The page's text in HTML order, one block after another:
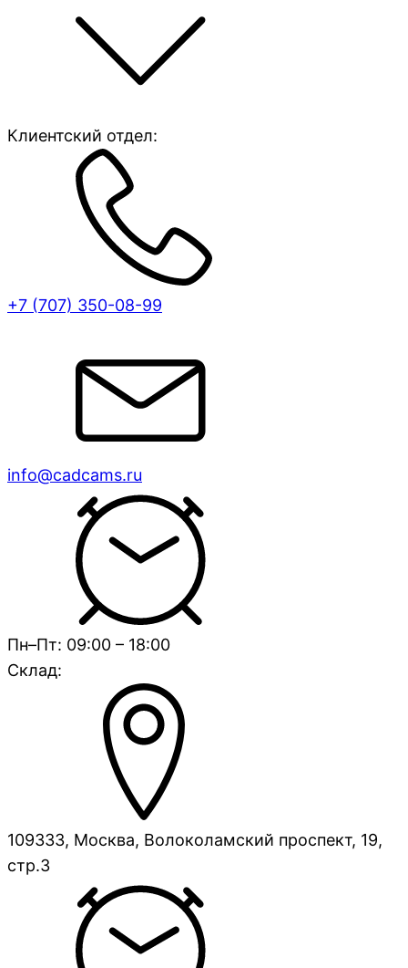
Клиентский отдел:
+7 (707) 350-08-99
info@cadcams.ru
Пн–Пт: 09:00 – 18:00
Склад:
109333, Москва, Волоколамский проспект, 19,
стр.3